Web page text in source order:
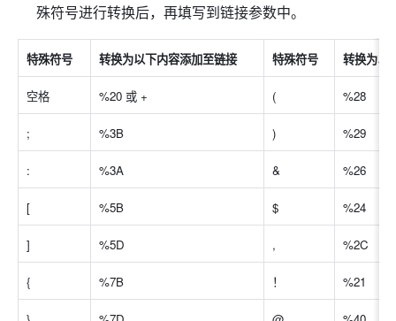
殊符号进行转换后，再填写到链接参数中。
特殊符号 转换为以下内容添加至链接 特殊符号 转换为以
空格 %20 或 + ( %28
; %3B ) %29
: %3A & %26
[ %5B $ %24
] %5D , %2C
{ %7B ！ %21